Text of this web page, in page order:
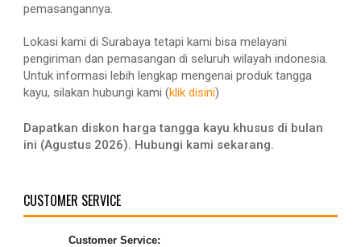
pemasangannya.
Lokasi kami di Surabaya tetapi kami bisa melayani
pengiriman dan pemasangan di seluruh wilayah indonesia.
Untuk informasi lebih lengkap mengenai produk tangga
kayu, silakan hubungi kami (klik disini)
Dapatkan diskon harga tangga kayu khusus di bulan
ini (Agustus 2026). Hubungi kami sekarang.
CUSTOMER SERVICE
Customer Service: